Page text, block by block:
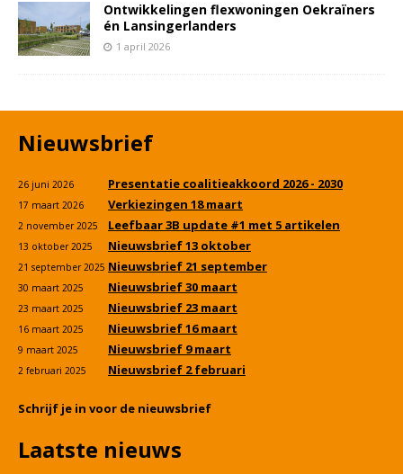
Ontwikkelingen flexwoningen Oekraïners
én Lansingerlanders
1 april 2026
Nieuwsbrief
26 juni 2026 Presentatie coalitieakkoord 2026 - 2030
17 maart 2026 Verkiezingen 18 maart
2 november 2025 Leefbaar 3B update #1 met 5 artikelen
13 oktober 2025 Nieuwsbrief 13 oktober
21 september 2025 Nieuwsbrief 21 september
30 maart 2025 Nieuwsbrief 30 maart
23 maart 2025 Nieuwsbrief 23 maart
16 maart 2025 Nieuwsbrief 16 maart
9 maart 2025 Nieuwsbrief 9 maart
2 februari 2025 Nieuwsbrief 2 februari
Schrijf je in voor de nieuwsbrief
Laatste nieuws